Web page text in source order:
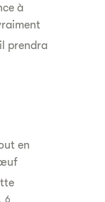
à
prendra
en
6